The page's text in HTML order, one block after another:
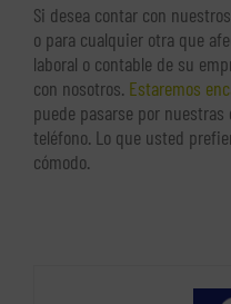
Si desea contar con
o para cualquier otra que
laboral o contable de su
con nosotros. Estaremos
puede pasarse por
teléfono. Lo que usted
cómodo.